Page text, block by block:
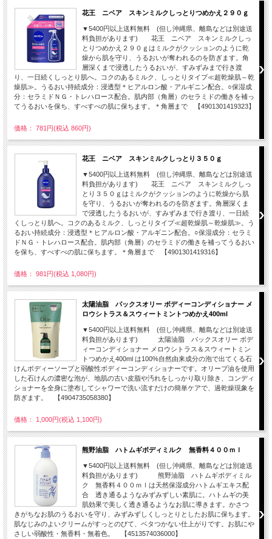
花王 ニベア スキンミルクしっとりつめかえ２９０ｇ
▼5400円以上送料無料 (但し沖縄県、離島などは別途送
料負担があります) 花王 ニベア スキンミルクしっ
とりつめかえ２９０ｇはミルクがクッションのように乾
燥から肌を守り、うるおいが奪われるのを防ぎます。角
層深くまで浸透したうるおいが、すみずみまで行き渡
り、一日続くしっとり肌へ。コクのあるミルク、しっとりタイプ≪超乾燥肌～乾
燥肌≫。うるおい持続成分：浸透型＊ヒアルロン酸・アルギニン配合。○保湿成
分：セラミドＮＧ・トレハロース配合。肌内部（角層）のセラミドの働きを補っ
てうるおいを保ち、すべすべの肌に保ちます。＊角層まで 【4901301419323】
価格： 781円(税込 860円)
花王 ニベア スキンミルクしっとり３５０ｇ
▼5400円以上送料無料 (但し沖縄県、離島などは別途送
料負担があります) 花王 ニベア スキンミルクしっ
とり３５０ｇはミルクがクッションのように乾燥から肌
を守り、うるおいが奪われるのを防ぎます。角層深くま
で浸透したうるおいが、すみずみまで行き渡り、一日続
くしっとり肌へ。コクのあるミルク、しっとりタイプ≪超乾燥肌～乾燥肌≫。う
るおい持続成分：浸透型＊ヒアルロン酸・アルギニン配合。○保湿成分：セラミ
ドＮＧ・トレハロース配合。肌内部（角層）のセラミドの働きを補ってうるおい
を保ち、すべすべの肌に保ちます。＊角層まで 【4901301419316】
価格： 981円(税込 1,080円)
太陽油脂 パックスオリー ボディーコンディショナー メ
ロウシトラス＆スウィートミントつめかえ400ml
▼5400円以上送料無料 (但し沖縄県、離島などは別途送
料負担があります) 太陽油脂 パックスオリー ボデ
ィーコンディショナー メロウシトラス＆スウィートミン
トつめかえ400ml は100%自然由来成分の泡で出てくる石
けんボディーソープと弱酸性ボディーコンディショナーです。オリーブ油を使用
した石けんの濃密な泡が、地肌の古い皮脂や汚れをしっかり取り除き、コンディ
ショナーを全身に塗布してシャワーで洗い流すだけの簡単ケアで、過乾燥現象を
防ぎます。 【4904735058380】
価格： 1,000円(税込 1,100円)
熊野油脂 ハトムギボディミルク 無香料４００ｍｌ
▼5400円以上送料無料 (但し沖縄県、離島などは別途送
料負担があります) 熊野油脂 ハトムギボディミル
ク 無香料４００ｍｌは天然保湿成分ハトムギエキス配
合 透き通るようなみずみずしい素肌に。ハトムギの美
肌効果で美しく透き通るようなお肌に導きます。かさつ
きがちなお肌のうるおいを守り、みずみずしくしっとりとしたお肌に保ちます。
肌なじみのよいクリームがすっとのびて、ベタつかない仕上がりです。お肌にや
さしい弱酸性・無香料・無着色。 【4513574036000】